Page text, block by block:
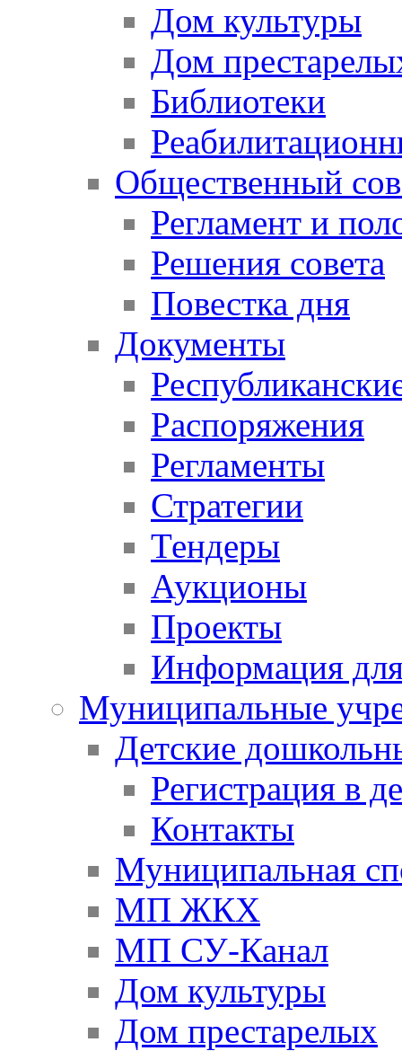
Дом культуры
Дом
Библиотеки
Общественный
Регламент и
Решения совета
Повестка дня
Документы
Распоряжения
Регламенты
Стратегии
Тендеры
Аукционы
Проекты
Информация
Муниципальные
Детские
Регистрация в
Контакты
Муниципальная
МП ЖКХ
МП СУ-Канал
Дом культуры
Дом престарелых